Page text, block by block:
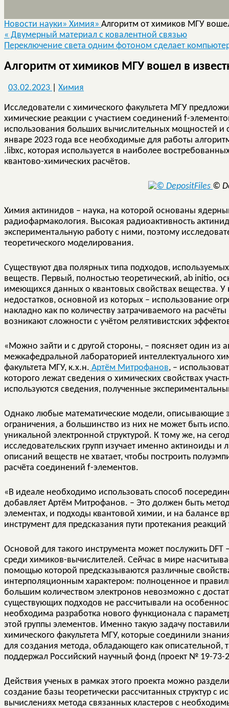
Новости науки» Химия» Алгоритм от химиков МГУ
« Двумерный материал с ковалентной связью
Переключение света одним фотоном сделает
Алгоритм от химиков МГУ вошел в
03.02.2023 Химия
Исследователи с химического факультета МГУ
химические реакции с участием соединений f-
использования больших вычислительных мощностей и
январе 2023 года все необходимые для работы
.libxc, которая используется в наиболее
квантово-химических расчётов.
©
Химия актинидов – наука, на которой основаны
радиофармакология. Высокая радиоактивность
экспериментальную работу с ними, поэтому
теоретического моделирования.
Существуют два полярных типа подходов,
веществ. Первый, полностью теоретический, ab initio,
имеющихся данных о квантовых свойствах вещества. У
недостатков, основной из которых – использование
накладно как по количеству затрачиваемого на
возникают сложности с учётом релятивистских
«Можно зайти и с другой стороны, – поясняет один из
межкафедральной лабораторией интеллектуального
факультета МГУ, к.х.н. Артём Митрофанов, –
которого лежат сведения о химических свойствах
используются сведения, полученные
Однако любые математические модели, описывающие
ограничения, а большинство из них не может быть
уникальной электронной структурой. К тому же, на
исследовательских групп изучает именно актиноиды
описаний веществ не хватает, чтобы построить
расчёта соединений f-элементов.
«В идеале необходимо использовать способ
добавляет Артём Митрофанов. – Это должен быть
элементах, и подходы квантовой химии, и на балансе
инструмент для предсказания пути протекания
Основой для такого инструмента может послужить
среди химиков-вычислителей. Сейчас в мире
помощью которой предсказываются различные
интерполяционным характером: полноценное и
большим количеством электронов невозможно с
существующих подходов не рассчитывали на
необходима разработка нового функционала с
этой группы элементов. Именно такую задачу
химического факультета МГУ, которые соединили
для создания метода, обладающего как описательной,
поддержал Российский научный фонд (проект № 19-73-
Действия ученых в рамках этого проекта можно
создание базы теоретически рассчитанных структур с
вычислениях метода связанных кластеров с